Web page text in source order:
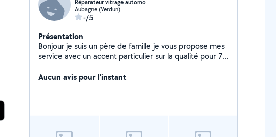
Réparateur vitrage automo
Aubagne (Verdun)
-/5
Présentation
Bonjour je suis un père de famille je vous propose mes
service avec un accent particulier sur la qualité pour 7n
moi
Aucun avis pour l'instant